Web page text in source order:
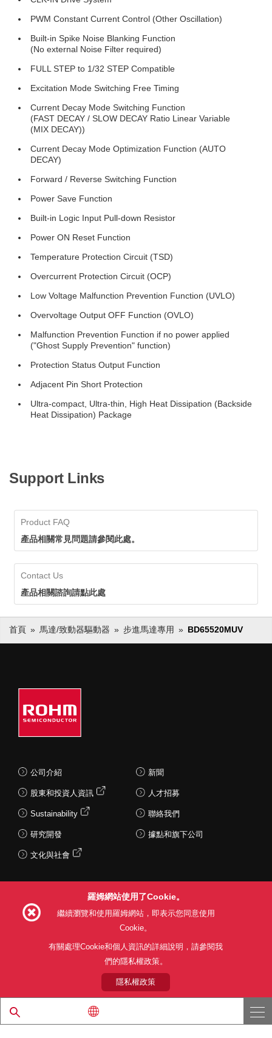
PWM Constant Current Control (Other Oscillation)
Built-in Spike Noise Blanking Function
(No external Noise Filter required)
FULL STEP to 1/32 STEP Compatible
Excitation Mode Switching Free Timing
Current Decay Mode Switching Function
(FAST DECAY / SLOW DECAY Ratio Linear Variable
(MIX DECAY))
Current Decay Mode Optimization Function (AUTO
DECAY)
Forward / Reverse Switching Function
Power Save Function
Built-in Logic Input Pull-down Resistor
Power ON Reset Function
Temperature Protection Circuit (TSD)
Overcurrent Protection Circuit (OCP)
Low Voltage Malfunction Prevention Function (UVLO)
Overvoltage Output OFF Function (OVLO)
Malfunction Prevention Function if no power applied
("Ghost Supply Prevention" function)
Protection Status Output Function
Adjacent Pin Short Protection
Ultra-compact, Ultra-thin, High Heat Dissipation (Backside
Heat Dissipation) Package
Support Links
Product FAQ
產品相關常見問題請參閱此處。
Contact Us
產品相關諮詢請點此處
首頁 馬達/致動器驅動器 步進馬達專用 BD65520MUV
公司介紹
股東和投資人資訊
Sustainability
研究開發
文化與社會
新聞
人才招募
聯絡我們
據點和旗下公司
利用目的 隱私權政策
關於本公司產品銷售之標準條款(PDF)
© 1997 - 2026 ROHM CO., LTD. ALL RIGHTS RESERVED.
羅姆網站使用了Cookie。
繼續瀏覽和使用羅姆網站，即表示您同意使用
Cookie。
有關處理Cookie和個人資訊的詳細說明，請參閱我
們的隱私權政策。
隱私權政策